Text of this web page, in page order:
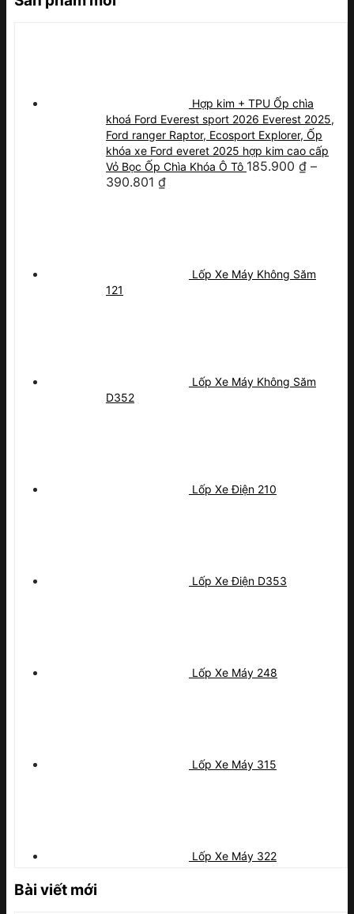
Hợp kim + TPU Ốp chìa
khoá Ford Everest sport 2026 Everest 2025,
Ford ranger Raptor, Ecosport Explorer, Ốp
khóa xe Ford everet 2025 hợp kim cao cấp
Vỏ Bọc Ốp Chìa Khóa Ô Tô 185.900 ₫ –
390.801 ₫
Lốp Xe Máy Không Săm
121
Lốp Xe Máy Không Săm
D352
Lốp Xe Điện 210
Lốp Xe Điện D353
Lốp Xe Máy 248
Lốp Xe Máy 315
Lốp Xe Máy 322
Bài viết mới